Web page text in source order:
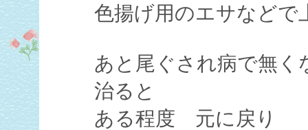
色揚げ用のエサなどで
あと尾ぐされ病で無く
治ると
ある程度 元に戻り